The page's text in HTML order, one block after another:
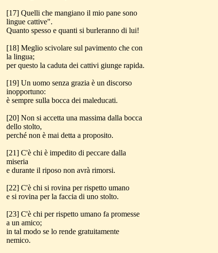
[17] Quelli che mangiano il mio pane sono
lingue cattive".
Quanto spesso e quanti si burleranno di lui!
[18] Meglio scivolare sul pavimento che con
la lingua;
per questo la caduta dei cattivi giunge rapida.
[19] Un uomo senza grazia è un discorso
inopportuno:
è sempre sulla bocca dei maleducati.
[20] Non si accetta una massima dalla bocca
dello stolto,
perché non è mai detta a proposito.
[21] C'è chi è impedito di peccare dalla
miseria
e durante il riposo non avrà rimorsi.
[22] C'è chi si rovina per rispetto umano
e si rovina per la faccia di uno stolto.
[23] C'è chi per rispetto umano fa promesse
a un amico;
in tal modo se lo rende gratuitamente
nemico.